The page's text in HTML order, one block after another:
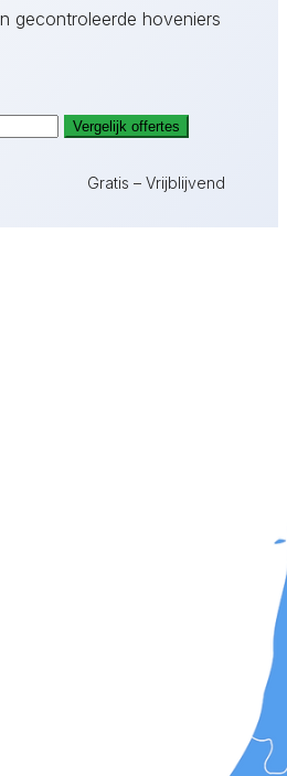
gecontroleerde hoveniers
Vergelijk offertes
Gratis – Vrijblijvend